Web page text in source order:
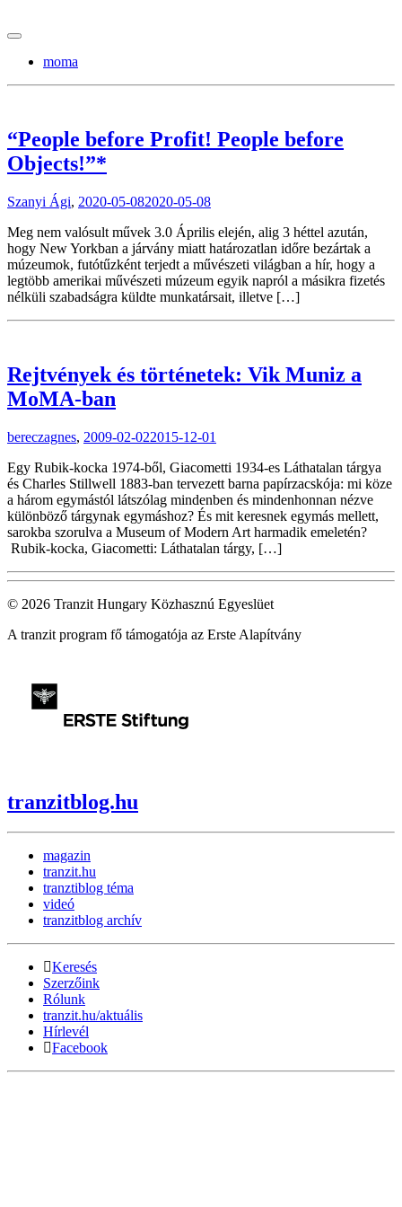
moma
“People before Profit! People before
Objects!”*
Szanyi Ági, 2020-05-082020-05-08
Meg nem valósult művek 3.0 Április elején, alig 3 héttel azután,
hogy New Yorkban a járvány miatt határozatlan időre bezártak a
múzeumok, futótűzként terjedt a művészeti világban a hír, hogy a
legtöbb amerikai művészeti múzeum egyik napról a másikra fizetés
nélküli szabadságra küldte munkatársait, illetve […]
Rejtvények és történetek: Vik Muniz a
MoMA-ban
bereczagnes, 2009-02-022015-12-01
Egy Rubik-kocka 1974-ből, Giacometti 1934-es Láthatalan tárgya
és Charles Stillwell 1883-ban tervezett barna papírzacskója: mi köze
a három egymástól látszólag mindenben és mindenhonnan nézve
különböző tárgynak egymáshoz? És mit keresnek egymás mellett,
sarokba szorulva a Museum of Modern Art harmadik emeletén?
Rubik-kocka, Giacometti: Láthatalan tárgy, […]
© 2026 Tranzit Hungary Közhasznú Egyeslüet
A tranzit program fő támogatója az Erste Alapítvány
tranzitblog.hu
magazin
tranzit.hu
tranztiblog téma
videó
tranzitblog archív
Keresés
Szerzőink
Rólunk
tranzit.hu/aktuális
Hírlevél
Facebook